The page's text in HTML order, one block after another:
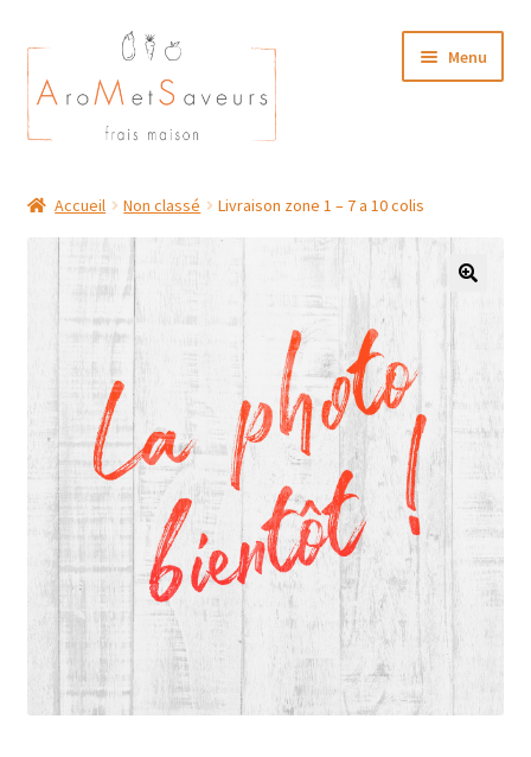
Aller
à
la
navigation
Aller
au
contenu
Menu
Plat du Jour/ Menu Week end
NOS BOUTIQUES
Accueil Non classé Livraison zone 1 – 7 a 10 colis